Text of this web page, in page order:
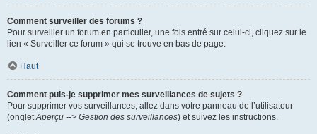
Comment surveiller des forums ?
Pour surveiller un forum en particulier, une fois entré sur celui-ci, cliquez sur le
lien « Surveiller ce forum » qui se trouve en bas de page.
Haut
Comment puis-je supprimer mes surveillances de sujets ?
Pour supprimer vos surveillances, allez dans votre panneau de l’utilisateur
(ongletAperçu --> Gestion des surveillances) et suivez les instructions.